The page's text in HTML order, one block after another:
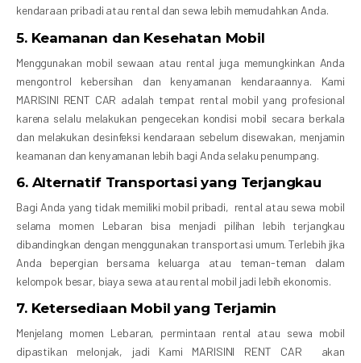
kendaraan pribadi atau rental dan sewa lebih memudahkan Anda.
5. Keamanan dan Kesehatan Mobil
Menggunakan mobil sewaan atau rental juga memungkinkan Anda
mengontrol kebersihan dan kenyamanan kendaraannya. Kami
MARISINI RENT CAR adalah tempat rental mobil yang profesional
karena selalu melakukan pengecekan kondisi mobil secara berkala
dan melakukan desinfeksi kendaraan sebelum disewakan, menjamin
keamanan dan kenyamanan lebih bagi Anda selaku penumpang.
6. Alternatif Transportasi yang Terjangkau
Bagi Anda yang tidak memiliki mobil pribadi, rental atau sewa mobil
selama momen Lebaran bisa menjadi pilihan lebih terjangkau
dibandingkan dengan menggunakan transportasi umum. Terlebih jika
Anda bepergian bersama keluarga atau teman-teman dalam
kelompok besar, biaya sewa atau rental mobil jadi lebih ekonomis.
7. Ketersediaan Mobil yang Terjamin
Menjelang momen Lebaran, permintaan rental atau sewa mobil
dipastikan melonjak, jadi Kami MARISINI RENT CAR akan